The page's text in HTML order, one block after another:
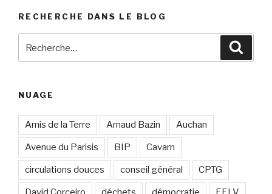
RECHERCHE DANS LE BLOG
NUAGE
Amis de la Terre Arnaud Bazin Auchan
Avenue du Parisis BIP Cavam
circulations douces conseil général CPTG